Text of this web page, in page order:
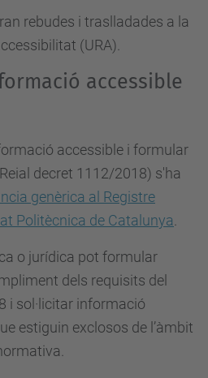
rebudes i traslladades a la
(URA).
accessible
accessible i formular
decret 1112/2018) s'ha
genèrica al Registre
Politècnica de Catalunya
o jurídica pot formular
dels requisits del
i sol·licitar informació
estiguin exclosos de l’àmbit